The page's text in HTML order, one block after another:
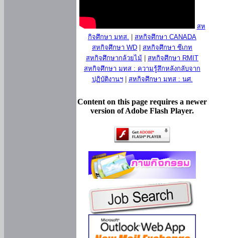
สห
กิจศึกษา มทส.
สหกิจศึกษา CANADA
สหกิจศึกษา WD
สหกิจศึกษา ซีเกท
สหกิจศึกษากล้วยไม้
สหกิจศึกษา RMIT
สหกิจศึกษา มทส : ความรู้สึกหลังกลับจาก
ปฏิบัติงานฯ| สหกิจศึกษา มทส : นศ.
Content on this page requires a newer
version of Adobe Flash Player.